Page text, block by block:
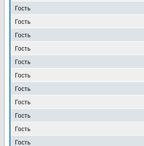
Гость
Гость
Гость
Гость
Гость
Гость
Гость
Гость
Гость
Гость
Гость